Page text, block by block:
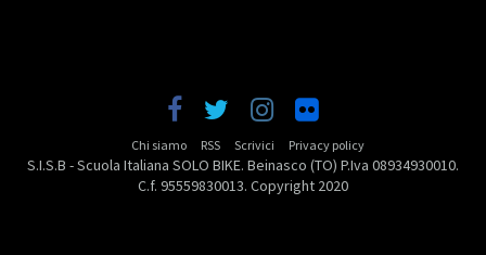
Chi siamo RSS Scrivici Privacy policy
S.I.S.B - Scuola Italiana SOLO BIKE. Beinasco (TO) P.Iva 08934930010.
C.f. 95559830013. Copyright 2020